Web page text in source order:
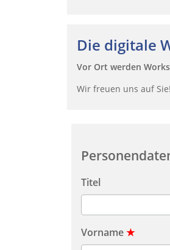
Die digitale
Vor Ort werden
Wir freuen uns auf Sie!
Titel
Vorname★